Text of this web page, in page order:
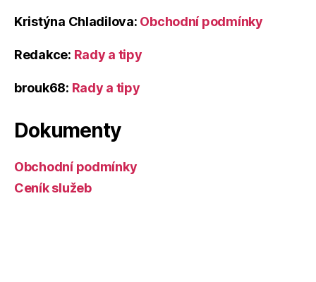
Kristýna Chladilova: Obchodní podmínky
Redakce: Rady a tipy
brouk68: Rady a tipy
Dokumenty
Obchodní podmínky
Ceník služeb